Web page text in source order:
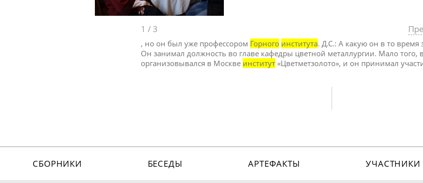
1 / 3
, но он был уже профессором Горного института. Д.С.: А какую он в то время
Он занимал должность во главе кафедры цветной металлургии. Мало того,
организовывался в Москве институт «Цветметзолото», и он принимал
СБОРНИКИ БЕСЕДЫ АРТЕФАКТЫ УЧАСТНИКИ